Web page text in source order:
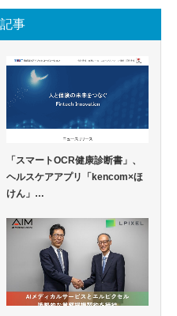
事
「スマートOCR健康診断書」、
ヘルスケアアプリ「kencom×ほ
けん」…